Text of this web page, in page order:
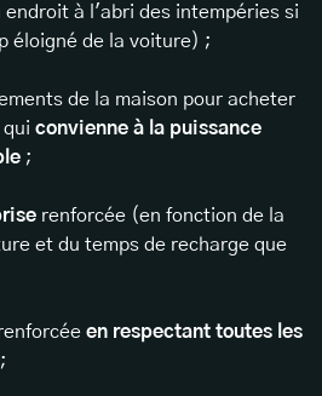
endroit à l'abri des intempéries si
éloigné de la voiture) ;
de la maison pour acheter
convienne à la puissance
;
renforcée (en fonction de la
et du temps de recharge que
en respectant toutes les